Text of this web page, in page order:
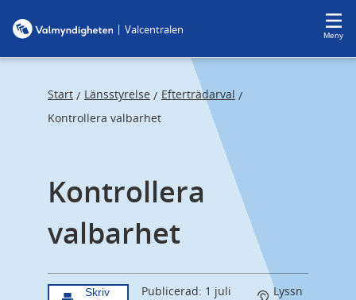
| Valcentralen Meny
Start / Länsstyrelse / Efterträdarval /
Kontrollera valbarhet
Kontrollera
valbarhet
Skriv
Publicerad: 1 juli
Lyssn
c
c